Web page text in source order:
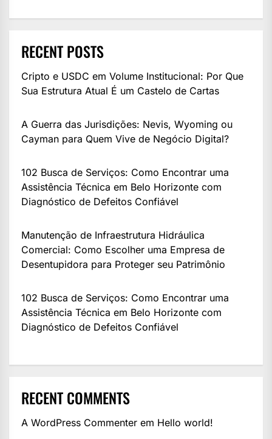
RECENT POSTS
Cripto e USDC em Volume Institucional: Por Que
Sua Estrutura Atual É um Castelo de Cartas
A Guerra das Jurisdições: Nevis, Wyoming ou
Cayman para Quem Vive de Negócio Digital?
102 Busca de Serviços: Como Encontrar uma
Assistência Técnica em Belo Horizonte com
Diagnóstico de Defeitos Confiável
Manutenção de Infraestrutura Hidráulica
Comercial: Como Escolher uma Empresa de
Desentupidora para Proteger seu Patrimônio
102 Busca de Serviços: Como Encontrar uma
Assistência Técnica em Belo Horizonte com
Diagnóstico de Defeitos Confiável
RECENT COMMENTS
A WordPress Commenter em Hello world!